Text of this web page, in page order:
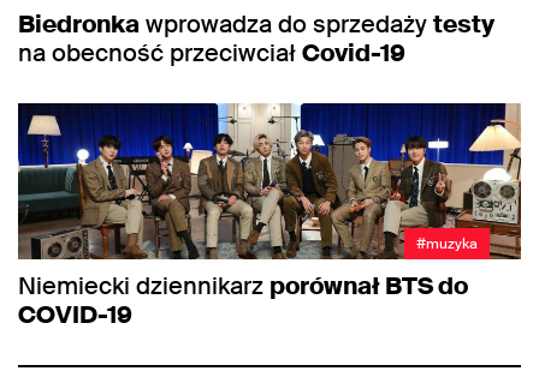
Biedronkawprowadza do sprzedażytesty
na obecność przeciwciałCovid-19
#muzyka
Niemiecki dziennikarz porównał BTS do
COVID-19